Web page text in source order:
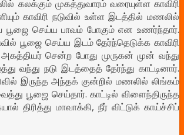
கலக்கும் முகத்துவாரம் வரையுள்ள காவிரி
காவிரி நடுவில் உள்ள இடத்தில் மணலில்
பூஜை செய்ய பாவம் போகும் என உணர்ந்தார்.
பூஜை செய்ய இடம் தேர்ந்தெடுக்க காவிரி
சென்ற போது முருகன் முன் வந்து
வந்து நடு இடத்தைத் தேர்ந்து காட்டினார்.
இருந்த அந்தக் குன்றில் மணலில் லிங்கம்
பூஜை செய்தார். காட்டில் விளைந்திருந்த
திரித்து மாவாக்கி, நீர் விட்டுக் காய்ச்சிப்